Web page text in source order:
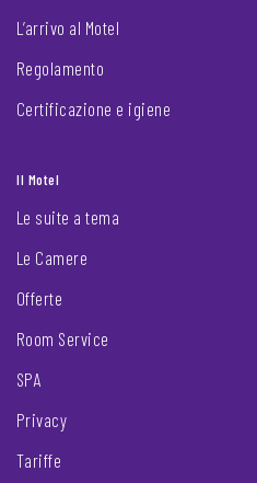
L’arrivo al Motel
Regolamento
Certificazione e igiene
Il Motel
Le suite a tema
Le Camere
Offerte
Room Service
SPA
Privacy
Tariffe